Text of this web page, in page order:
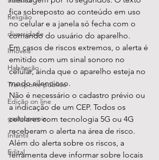
Religião
diversidade
Imóveis
Habitação
Transporte público
Edição on line
gastronomia
Infantil
Edital
fica sobreposto ao conteúdo em uso
no celular e a janela só fecha com o
comando do usuário do aparelho.
Em casos de riscos extremos, o alerta é
emitido com um sinal sonoro no
celular, ainda que o aparelho esteja no
modo silencioso.
Não é necessário o cadastro prévio ou
a indicação de um CEP. Todos os
celulares com tecnologia 5G ou 4G
receberam o alerta na área de risco.
Além do alerta sobre os riscos, a
ferramenta deve informar sobre locais